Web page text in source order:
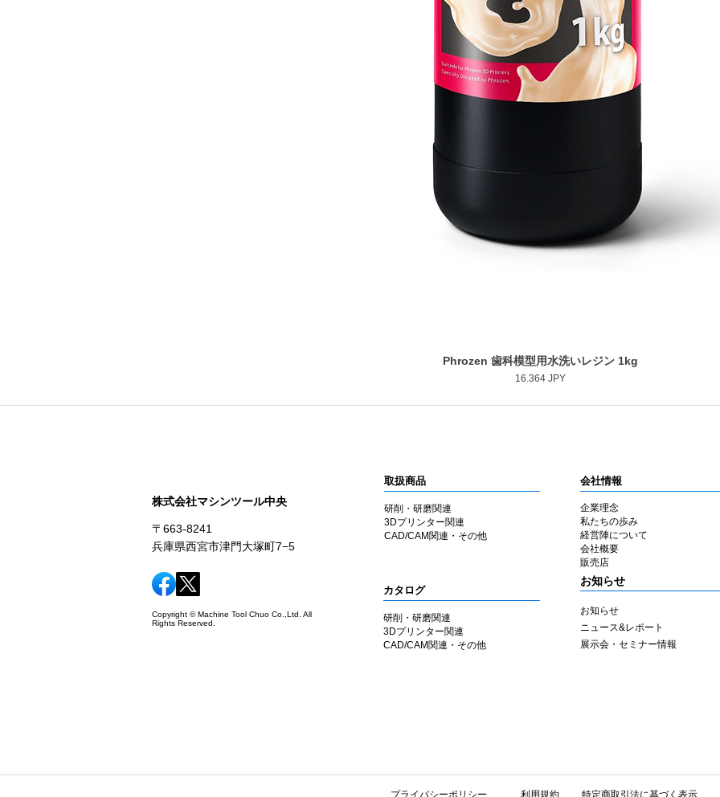
Vista rápida
Phrozen 歯科模型用水洗いレジン 1kg
Precio
16.364 JPY
株式会社マシンツール中央
〒663-8241
兵庫県西宮市津門大塚町7−5
Copyright © Machine Tool Chuo Co.,Ltd. All
Rights Reserved.
取扱商品
研削・研磨関連
3Dプリンター関連
CAD/CAM関連・その他
カタログ
研削・研磨関連
3Dプリンター関連
CAD/CAM関連・その他
会社情報
企業理念
私たちの歩み
​経営陣について
会社概要
​販売店
​お知らせ
お知らせ
ニュース&レポート
展示会・セミナー情報